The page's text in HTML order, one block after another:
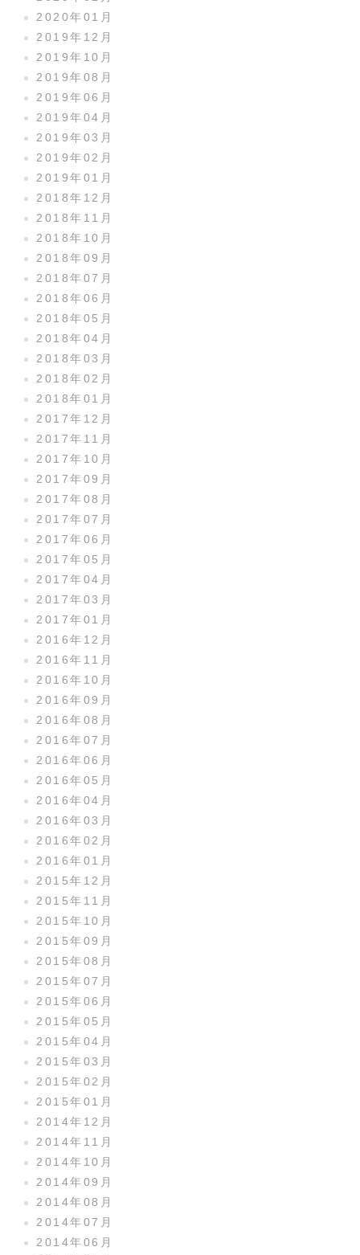
2020年01月
2019年12月
2019年10月
2019年08月
2019年06月
2019年04月
2019年03月
2019年02月
2019年01月
2018年12月
2018年11月
2018年10月
2018年09月
2018年07月
2018年06月
2018年05月
2018年04月
2018年03月
2018年02月
2018年01月
2017年12月
2017年11月
2017年10月
2017年09月
2017年08月
2017年07月
2017年06月
2017年05月
2017年04月
2017年03月
2017年01月
2016年12月
2016年11月
2016年10月
2016年09月
2016年08月
2016年07月
2016年06月
2016年05月
2016年04月
2016年03月
2016年02月
2016年01月
2015年12月
2015年11月
2015年10月
2015年09月
2015年08月
2015年07月
2015年06月
2015年05月
2015年04月
2015年03月
2015年02月
2015年01月
2014年12月
2014年11月
2014年10月
2014年09月
2014年08月
2014年07月
2014年06月